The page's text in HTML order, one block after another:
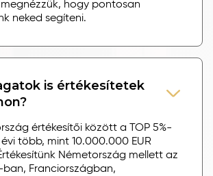
hogy pontosan
neked segíteni.
is értékesítetek
értékesítői között a TOP 5%-
több, mint 10.000.000 EUR
Németország mellett az
ban, Franciországban,